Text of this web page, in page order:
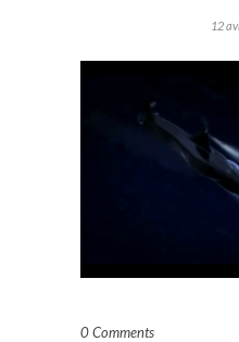
12
0 Comments